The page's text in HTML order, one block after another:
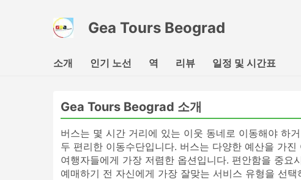
Gea Tours Beograd
소개
인기 노선 역 리뷰 일정 및 시간표
Gea Tours Beograd 소개
버스는 몇 시간 거리에 있는 이웃 동네로 이동해야 하
두 편리한 이동수단입니다. 버스는 다양한 예산을 가
여행자들에게 가장 저렴한 옵션입니다. 편안함을 중
예매하기 전 자신에게 가장 잘맞는 서비스 유형을 선